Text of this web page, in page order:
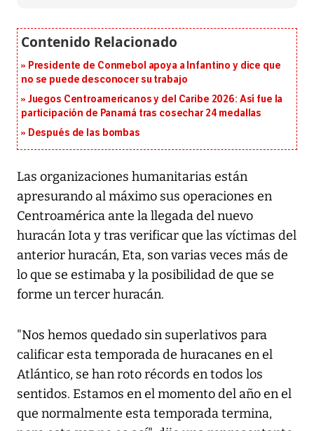
Presidente de Conmebol apoya a Infantino y dice que
no se puede desconocer su trabajo
Juegos Centroamericanos y del Caribe 2026: Así fue la
participación de Panamá tras cosechar 24 medallas
Después de las bombas
Las organizaciones humanitarias están
apresurando al máximo sus operaciones en
Centroamérica ante la llegada del nuevo
huracán Iota y tras verificar que las víctimas del
anterior huracán, Eta, son varias veces más de
lo que se estimaba y la posibilidad de que se
forme un tercer huracán.
"Nos hemos quedado sin superlativos para
calificar esta temporada de huracanes en el
Atlántico, se han roto récords en todos los
sentidos. Estamos en el momento del año en el
que normalmente esta temporada termina,